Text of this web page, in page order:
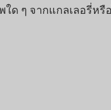
ด ๆ จากแกลเลอรี่หรื